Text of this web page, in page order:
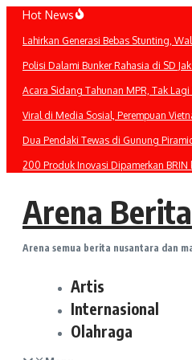
Lewati
konten
Hot News
Lahirkan Generasi Bebas Stunting,
Polisi Dalami Bunker Rahasia di SD
Acara Sidang Tahunan MPR, Tak
Viral di Media Sosial, Perempuan
Dua Pendaki Tewas di Gunung
200 Produk Inovasi Dipamerkan BRIN
Arena Berita
Arena semua berita nusantara dan
Artis
Internasional
Olahraga